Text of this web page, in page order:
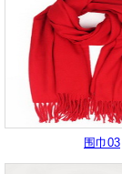
围巾03